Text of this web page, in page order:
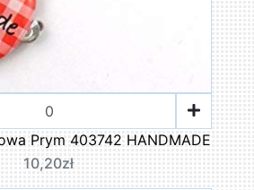
Prym 403742 HANDMADE
10,20zł